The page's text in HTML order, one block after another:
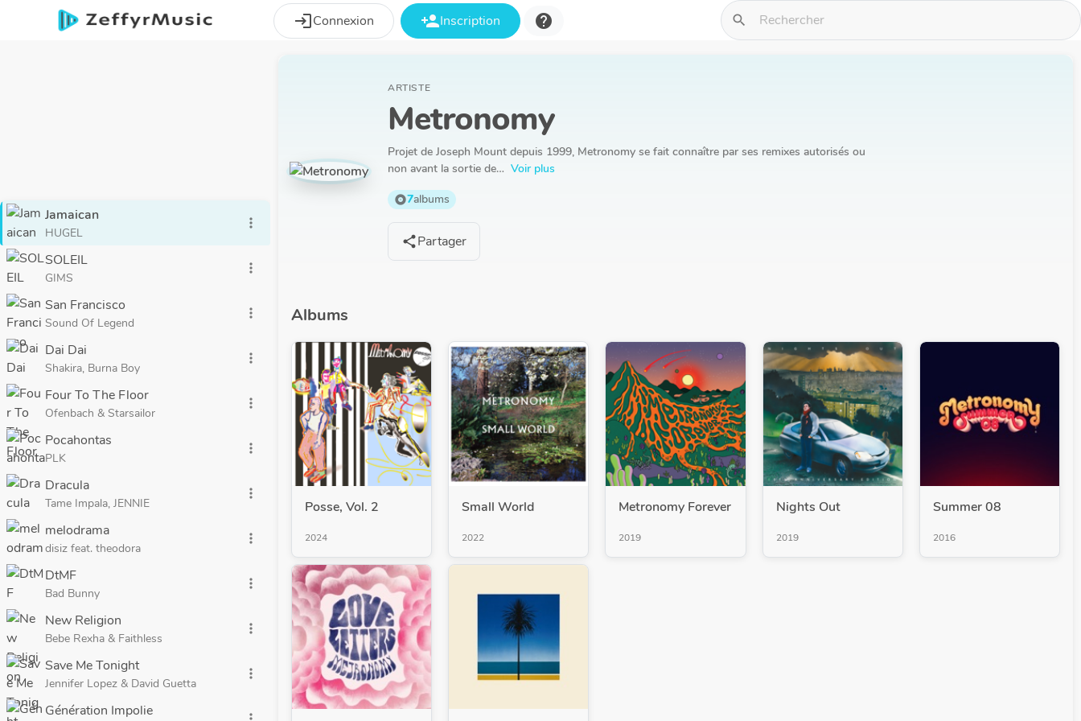
Aller au contenu principal
loginConnexion person_addInscription help search
Jamaican
HUGEL
more_vert
SOLEIL
GIMS
more_vert
San Francisco
Sound Of Legend
more_vert
Dai Dai
Shakira, Burna Boy
more_vert
Four To The Floor
Ofenbach & Starsailor
more_vert
Pocahontas
PLK
more_vert
Dracula
Tame Impala, JENNIE
more_vert
melodrama
disiz feat. theodora
more_vert
DtMF
Bad Bunny
more_vert
New Religion
Bebe Rexha & Faithless
more_vert
Save Me Tonight
Jennifer Lopez & David Guetta
more_vert
Génération Impolie
ARTISTE
Metronomy
Projet de Joseph Mount depuis 1999, Metronomy se fait connaître par ses remixes autorisés ou
non avant la sortie de… Voir plus
album7albums
sharePartager
Albums
Posse, Vol. 2
2024
Small World
2022
Metronomy Forever
2019
Nights Out
2019
Summer 08
2016